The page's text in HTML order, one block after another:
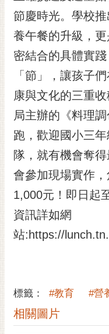
節慶時光。學校
養午餐的升級，
密結合的具體實
「節」，讓孩子
康與文化的三重
局主辦的《料理
跑，歡迎國小三
隊，就有機會奪
會參加現場實作
1,000元！即日起
資訊詳如網
站: https://
標籤： #教育 #營
相關圖片